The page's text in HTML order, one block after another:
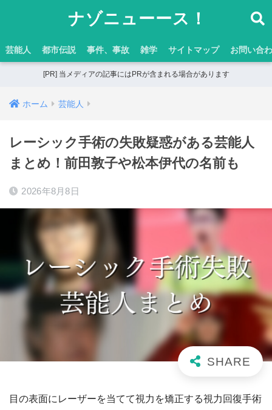
ナゾニューース！
芸能人 都市伝説 事件、事故 雑学 サイトマップ お問い合
[PR] 当メディアの記事にはPRが含まれる場合があります
ホーム 芸能人
レーシック手術の失敗疑惑がある芸能人
まとめ！前田敦子や松本伊代の名前も
2026年8月8日
目の表面にレーザーを当てて視力を矯正する視力回復手術